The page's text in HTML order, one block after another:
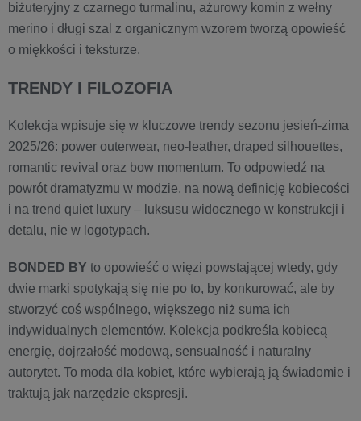
biżuteryjny z czarnego turmalinu, ażurowy komin z wełny
merino i długi szal z organicznym wzorem tworzą opowieść
o miękkości i teksturze.
TRENDY I FILOZOFIA
Kolekcja wpisuje się w kluczowe trendy sezonu jesień-zima
2025/26: power outerwear, neo-leather, draped silhouettes,
romantic revival oraz bow momentum. To odpowiedź na
powrót dramatyzmu w modzie, na nową definicję kobiecości
i na trend quiet luxury – luksusu widocznego w konstrukcji i
detalu, nie w logotypach.
BONDED BY to opowieść o więzi powstającej wtedy, gdy
dwie marki spotykają się nie po to, by konkurować, ale by
stworzyć coś wspólnego, większego niż suma ich
indywidualnych elementów. Kolekcja podkreśla kobiecą
energię, dojrzałość modową, sensualność i naturalny
autorytet. To moda dla kobiet, które wybierają ją świadomie i
traktują jak narzędzie ekspresji.